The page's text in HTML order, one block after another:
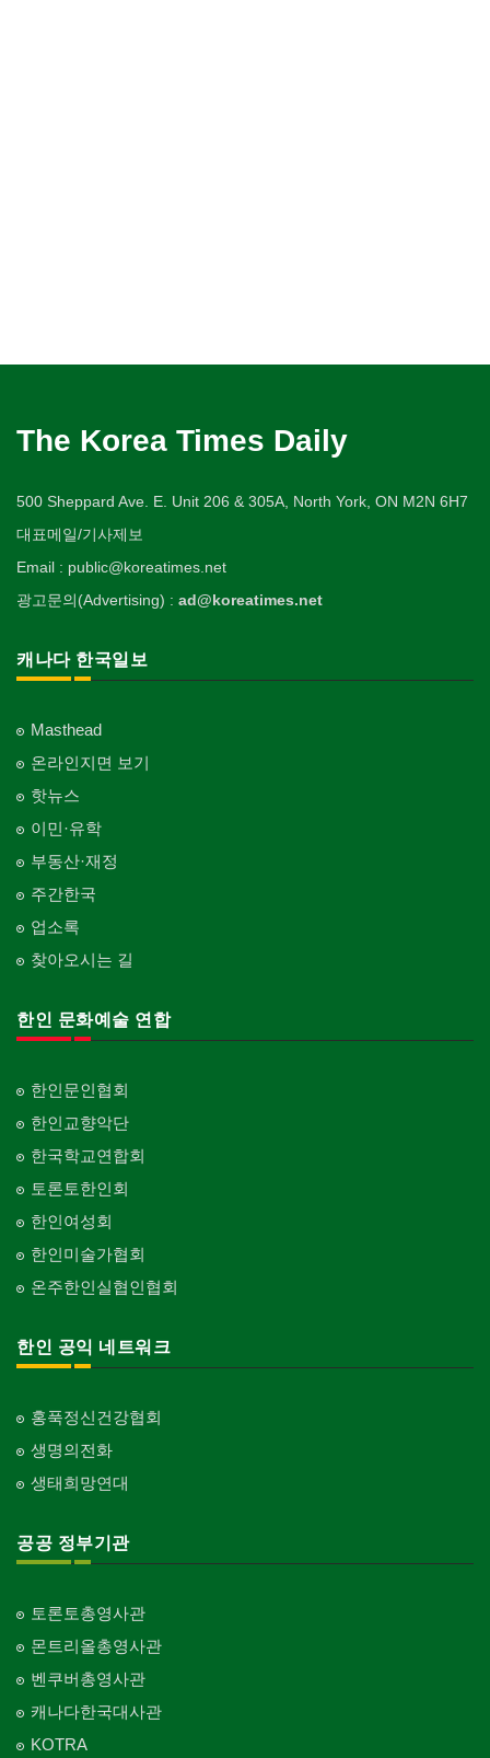
The Korea Times Daily
500 Sheppard Ave. E. Unit 206 & 305A, North York, ON M2N 6H7
대표메일/기사제보
Email : public@koreatimes.net
광고문의(Advertising) : ad@koreatimes.net
캐나다 한국일보
Masthead
온라인지면 보기
핫뉴스
이민·유학
부동산·재정
주간한국
업소록
찾아오시는 길
한인 문화예술 연합
한인문인협회
한인교향악단
한국학교연합회
토론토한인회
한인여성회
한인미술가협회
온주한인실협인협회
한인 공익 네트워크
홍푹정신건강협회
생명의전화
생태희망연대
공공 정부기관
토론토총영사관
몬트리올총영사관
벤쿠버총영사관
캐나다한국대사관
KOTRA